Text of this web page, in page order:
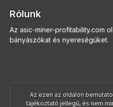
Rólunk
Az asic-miner-profitability.com
bányászókat és nyereségüket.
Az ezen az oldalon
tájékoztató jellegű, és nem